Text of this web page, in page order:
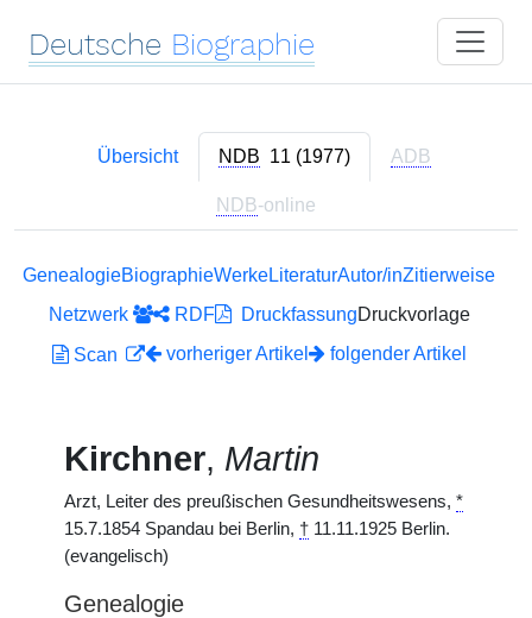
Deutsche Biographie
Übersicht NDB 11 (1977) ADB
NDB-online
GenealogieBiographieWerkeLiteraturAutor/inZitierweise
Netzwerk
RDF DruckfassungDruckvorlage
Scan
vorheriger Artikel folgender Artikel
Kirchner, Martin
Arzt, Leiter des preußischen Gesundheitswesens, *
15.7.1854 Spandau bei Berlin, † 11.11.1925 Berlin.
(evangelisch)
Genealogie